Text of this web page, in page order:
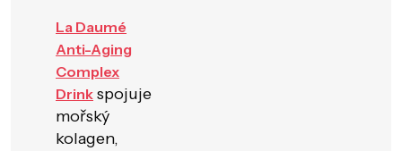
La Daumé
Anti-Aging
Complex
Drink spojuje
mořský
kolagen,